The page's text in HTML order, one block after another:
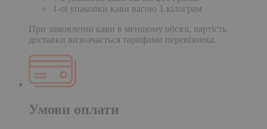
1-ої упаковки кави вагою 1 кілограм
При замовленні кави в меншому обсязі, вартість
доставки визначається тарифами перевізника.
Умови оплати